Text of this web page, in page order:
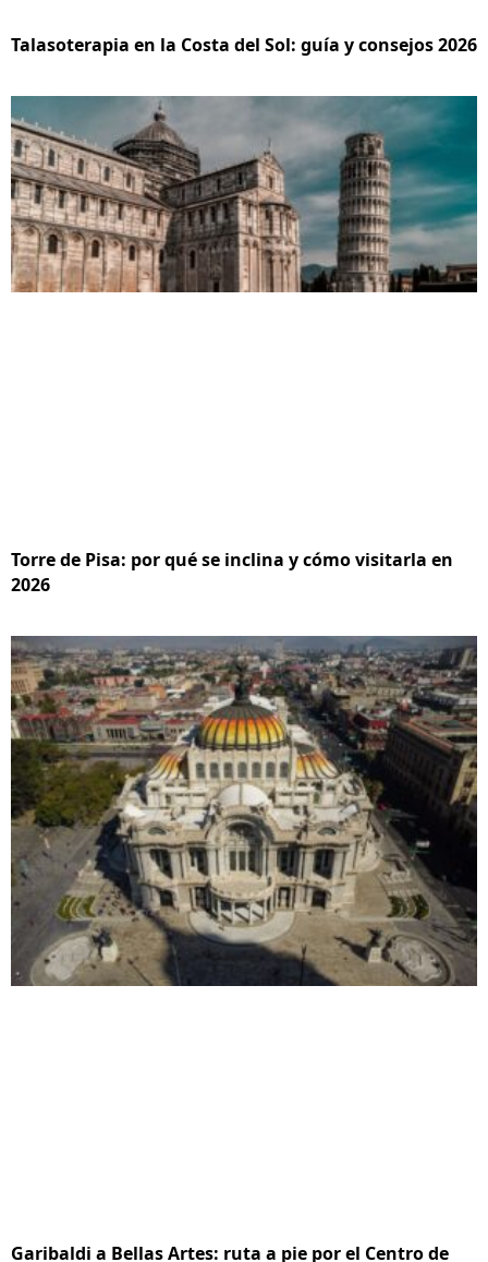
Talasoterapia en la Costa del Sol: guía y consejos 2026
Torre de Pisa: por qué se inclina y cómo visitarla en
2026
Garibaldi a Bellas Artes: ruta a pie por el Centro de